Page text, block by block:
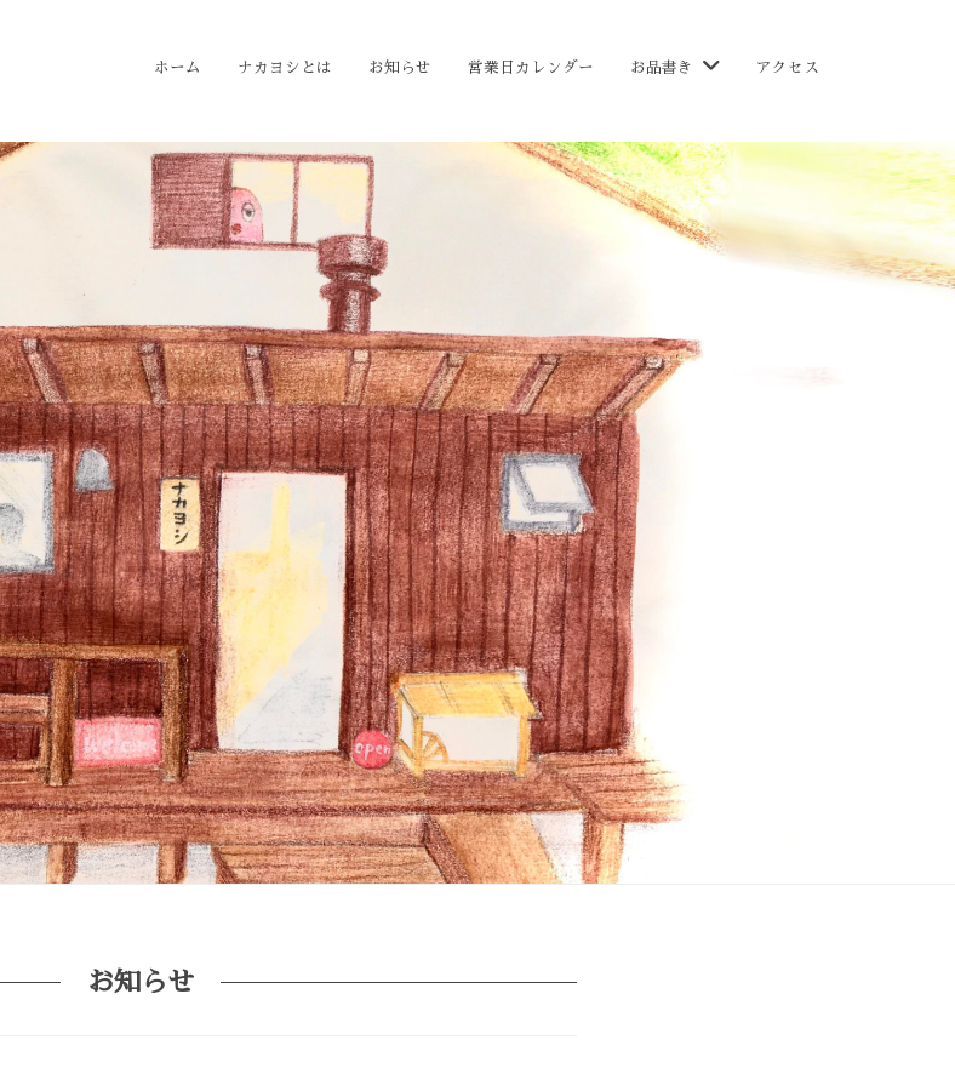
ホーム ナカヨシとは お知らせ 営業日カレンダー お品書き アクセス
お知らせ